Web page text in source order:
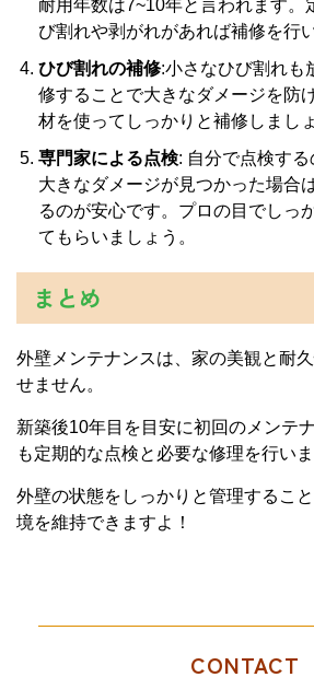
耐用年数は7~10年と言われます。
び割れや剥がれがあれば補修を行
ひび割れの補修:小さなひび割れも
修することで大きなダメージを防
材を使ってしっかりと補修しましょ
専門家による点検: 自分で点検する
大きなダメージが見つかった場合
るのが安心です。プロの目でしっ
てもらいましょう。
まとめ
外壁メンテナンスは、家の美観と耐
せません。
新築後10年目を目安に初回のメンテ
も定期的な点検と必要な修理を行いま
外壁の状態をしっかりと管理するこ
境を維持できますよ！
CONTACT